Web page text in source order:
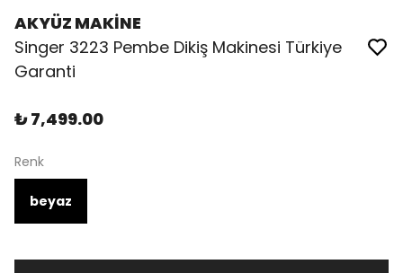
AKYÜZ MAKİNE
Singer 3223 Pembe Dikiş Makinesi Türkiye
Garanti
₺ 7,499.00
Renk
beyaz